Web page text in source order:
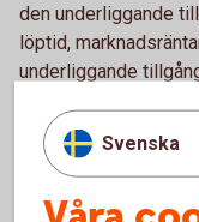
den underliggande
löptid,
underliggande
längre går att
motsatt riktning till
stoppas noterar
Svenska